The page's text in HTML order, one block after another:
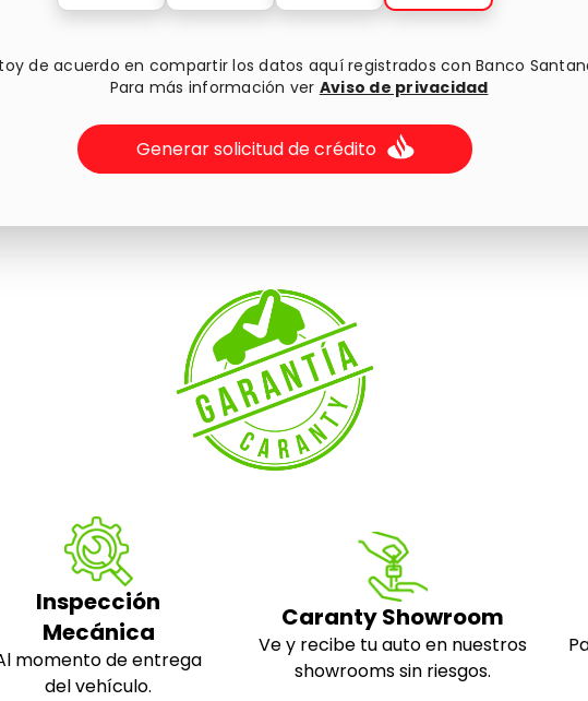
de acuerdo en compartir los datos aquí registrados con Banco
Para más información ver Aviso de privacidad
Generar solicitud de crédito
Inspección
Mecánica
momento de entrega
del vehículo.
Caranty Showroom
Ve y recibe tu auto en nuestros
showrooms sin riesgos.